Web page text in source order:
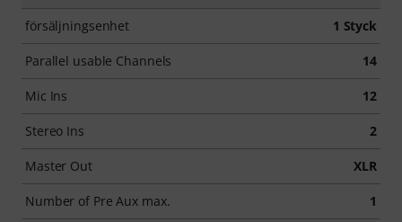
försäljningsenhet 1 Styck
Parallel usable Channels 14
Mic Ins 12
Stereo Ins 2
Master Out XLR
Number of Pre Aux max. 1